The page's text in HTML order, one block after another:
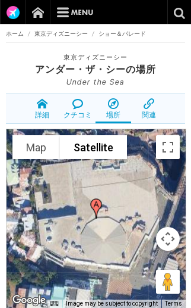
ホーム / 東京ディズニーシー / ショー＆パレード
東京ディズニーシー
アンダー・ザ・シーの場所
Under the Sea
詳細 クチコミ 場所 関連
Map Satellite
Image may be subject to copyright Terms